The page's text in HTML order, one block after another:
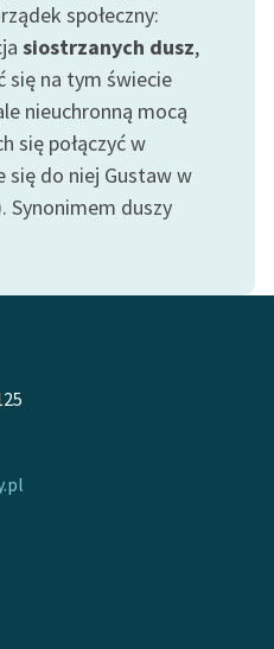
społeczny:
siostrzanych dusz,
się na tym świecie
nieuchronną mocą
się połączyć w
się do niej Gustaw w
Synonimem duszy